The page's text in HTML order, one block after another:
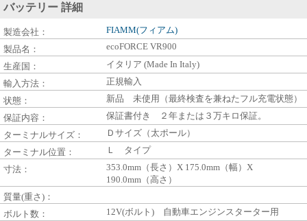
バッテリー 詳細
製造会社：
FIAMM(フィアム)
製品名：
ecoFORCE VR900
生産国：
イタリア (Made In Italy)
輸入方法：
正規輸入
状態：
新品 未使用（最終検査を兼ねたフル充電状態）
保証内容：
保証書付き ２年または３万キロ保証。
ターミナルサイズ：
Ｄサイズ（太ポール）
ターミナル位置：
Ｌ タイプ
寸法：
353.0mm（長さ）X 175.0mm（幅）X
190.0mm（高さ）
質量(重さ)：
ボルト数：
12V(ボルト) 自動車エンジンスターター用